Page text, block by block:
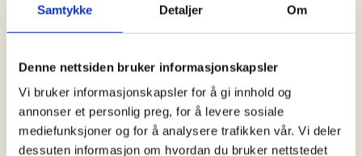
Samtykke Detaljer Om
Denne nettsiden bruker informasjonskapsler
Vi bruker informasjonskapsler for å gi innhold og
annonser et personlig preg, for å levere sosiale
mediefunksjoner og for å analysere trafikken vår. Vi deler
dessuten informasjon om hvordan du bruker nettstedet
Sted
Nordre Land